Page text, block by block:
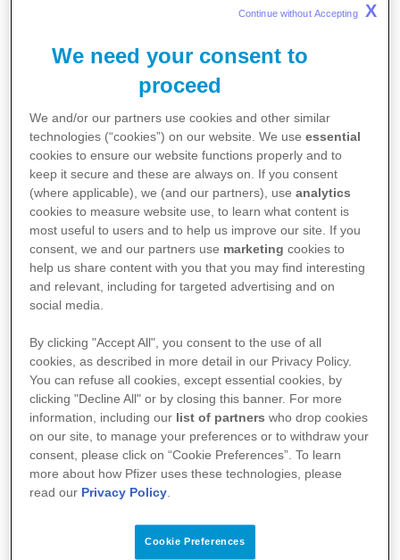
Fyziologicky zastává obrannou funkci, ale může být
autoimunitních chorob, jako je revmatoidní artritida,
lupus, ulcerózní kolitida, Crohnova choroba a
mnoho dalších, imunitní systém působí proti
vlastním tkáním a dochází k rozvoji chronického
zánětu, který poškozuje orgány. Tyto bolestivé a
vysilující choroby omezují kvalitu života pacientů a
mohou vést k trvalým, nenávratným poškozením i
ke zkrácení života. Mnoho z těchto chorob je
obtížně léčitelných a i přes pokroky, které medicína
za uplynulé dekády udělala, stále existují v jejich
léčbě nenaplněné potřeby.
S rozvojem poznatků ohledně patofyziologie zánětu
dochází také k rozvoji nových, selektivnějších
protizánětlivých léků, které cílí na klíčové cesty
zánětu. Lidé s autoimunitními a zánětlivými
chorobami tak mají stále novou naději. Výzkum ve
společnosti Pfizer je zaměřen na tři oblasti:
revmatologii, dermatologii a gastroenterologii
We need your consent to
proceed
We and/or our partners use cookies and other similar
technologies (“cookies”) on our website. We useessential
cookies to ensure our website functions properly and to
keep it secure and these are always on. If you consent
(where applicable), we (and our partners), useanalytics
cookies to measure website use, to learn what content is
most useful to users and to help us improve our site. If you
consent, we and our partners use marketing cookies to
help us share content with you that you may find interesting
and relevant, including for targeted advertising and on
social media.
By clicking "Accept All", you consent to the use of all
cookies, as described in more detail in our Privacy Policy.
You can refuse all cookies, except essential cookies, by
clicking "Decline All" or by closing this banner. For more
information, including our list of partners who drop cookies
on our site, to manage your preferences or to withdraw your
consent, please click on “Cookie Preferences”. To learn
more about how Pfizer uses these technologies, please
read our Privacy Policy.
Cookie Preferences
Continue without Accepting X